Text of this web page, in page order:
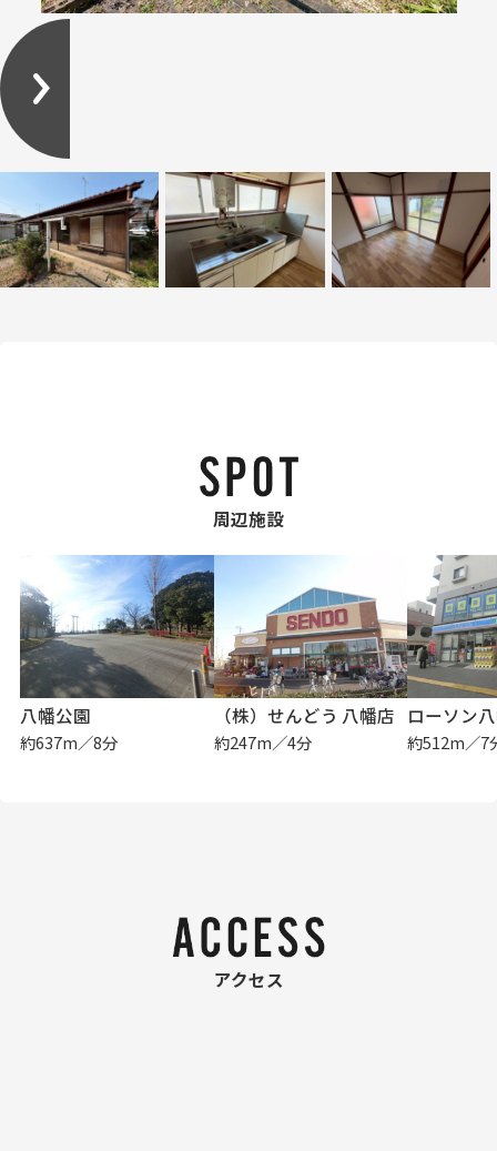
周辺施設
八幡公園
約637m／8分
（株）せんどう 八幡店
約247m／4分
ローソン
約512m／7
アクセス